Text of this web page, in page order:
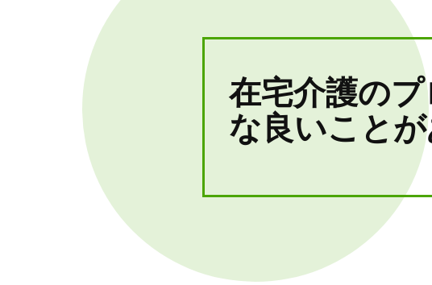
在宅介護の
な良いこと